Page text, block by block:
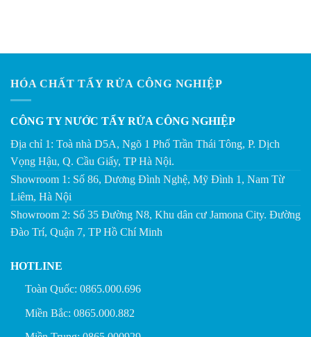
HÓA CHẤT TẨY RỬA CÔNG NGHIỆP
CÔNG TY NƯỚC TẨY RỬA CÔNG NGHIỆP
Địa chỉ 1: Toà nhà D5A, Ngõ 1 Phố Trần Thái Tông, P. Dịch
Vọng Hậu, Q. Cầu Giấy, TP Hà Nội.
Showroom 1: Số 86, Dương Đình Nghệ, Mỹ Đình 1, Nam Từ
Liêm, Hà Nội
Showroom 2: Số 35 Đường N8, Khu dân cư Jamona City. Đường
Đào Trí, Quận 7, TP Hồ Chí Minh
HOTLINE
Toàn Quốc: 0865.000.696
Miền Bắc: 0865.000.882